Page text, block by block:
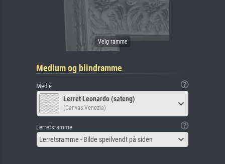
Medium og blindramme
Medie
Lerret Leonardo (sateng)
(Canvas Venezia)
Lerretsramme
Lerretsramme - Bilde speilvendt på siden